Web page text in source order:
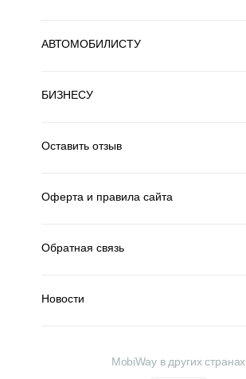
АВТОМОБИЛИСТУ
БИЗНЕСУ
Оставить отзыв
Оферта и правила сайта
Обратная связь
Новости
MobiWay в других странах